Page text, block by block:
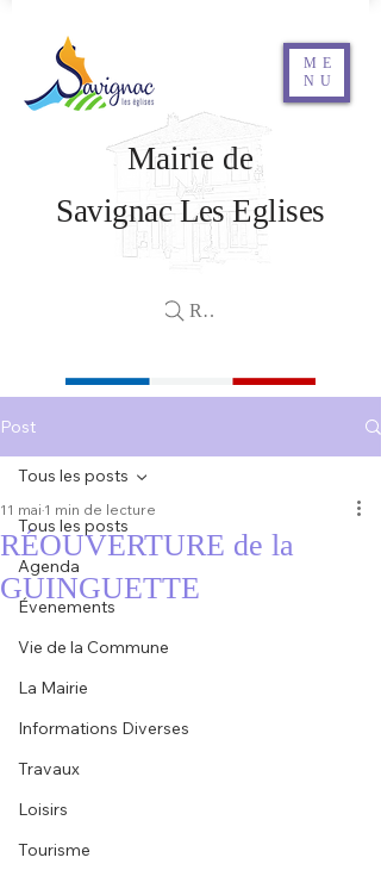
ME
NU
Savignac Les Eglises
Mairie de
Rechercher
Post
Tous les posts
Agenda
Évenements
Vie de la Commune
La Mairie
Informations Diverses
Travaux
Loisirs
Tourisme
Tous les posts
RÉOUVERTURE de la
GUINGUETTE
11 mai 1 min de lecture